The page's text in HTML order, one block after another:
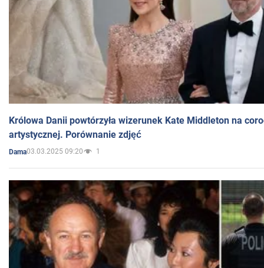
Królowa Danii powtórzyła wizerunek Kate Middleton na
artystycznej. Porównanie zdjęć
Dama03.03.2025 09:20 1